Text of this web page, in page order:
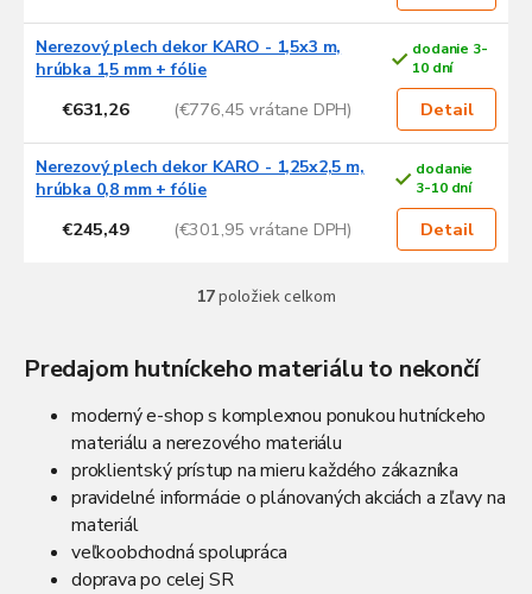
Nerezový plech dekor KARO - 1,5x3 m,
hrúbka 1,5 mm + fólie
dodanie 3-
10 dní
€631,26 (€776,45 vrátane DPH) Detail
Nerezový plech dekor KARO - 1,25x2,5 m,
hrúbka 0,8 mm + fólie
dodanie
3-10 dní
€245,49 (€301,95 vrátane DPH) Detail
O
á
a
c
i
e
p
v
17položiek celkom
Predajom hutníckeho materiálu to nekončí
moderný e-shop s komplexnou ponukou hutníckeho
materiálu a nerezového materiálu
proklientský prístup na mieru každého zákazníka
pravidelné informácie o plánovaných akciách a zľavy na
materiál
veľkoobchodná spolupráca
doprava po celej SR